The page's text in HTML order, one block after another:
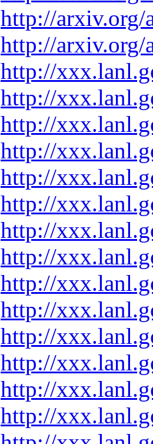
http://arxiv.org/
http://arxiv.org/
http://
http://
http://
http://
http://
http://
http://
http://
http://
http://
http://
http://
http://
http://